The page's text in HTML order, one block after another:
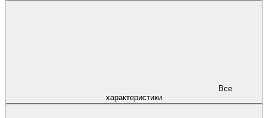
характеристики